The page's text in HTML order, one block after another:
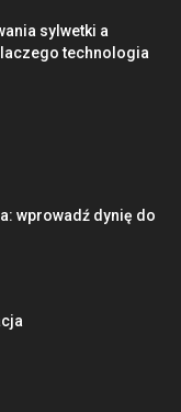
sylwetki a
technologia
wprowadź dynię do